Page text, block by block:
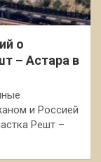
о
– Астара в
и Россией
Решт –